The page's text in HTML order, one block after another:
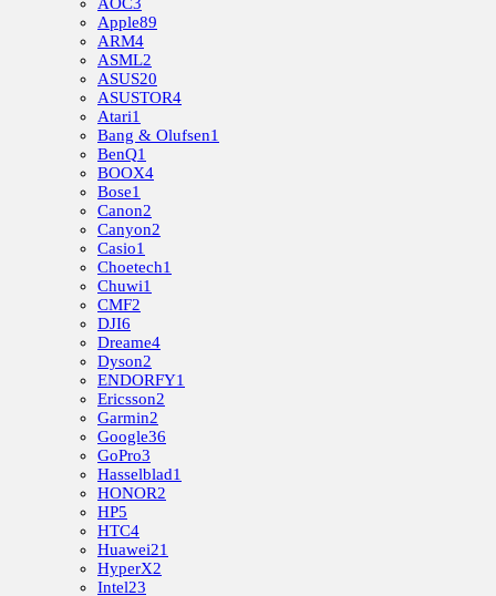
AOC3
Apple89
ARM4
ASML2
ASUS20
ASUSTOR4
Atari1
Bang & Olufsen1
BenQ1
BOOX4
Bose1
Canon2
Canyon2
Casio1
Choetech1
Chuwi1
CMF2
DJI6
Dreame4
Dyson2
ENDORFY1
Ericsson2
Garmin2
Google36
GoPro3
Hasselblad1
HONOR2
HP5
HTC4
Huawei21
HyperX2
Intel23